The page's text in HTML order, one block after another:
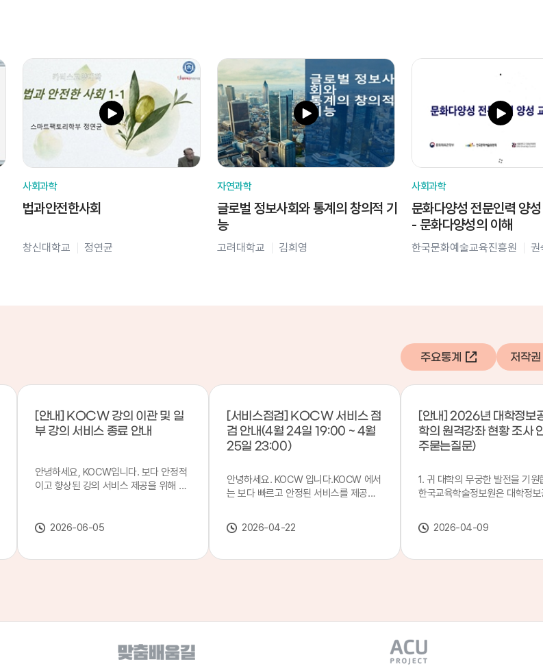
사회과학
법과안전한사회
창신대학교 정연균
자연과학
글로벌 정보사회와 통계의 창의적 기
능
고려대학교 김희영
사회과학
문화다양성 전문인력 양
- 문화다양성의 이해
한국문화예술교육진흥원 권
[안내] KOCW 강의 이관 및 일
부 강의 서비스 종료 안내
안녕하세요, KOCW입니다. 보다 안정적
이고 향상된 강의 서비스 제공을 위해 강
스가 종료될 예정이오니, 이용에 참고하
종료 강의 안내 이관 작업으로 인해 일부
었습니다. 서비스 종료 강의 목록은 아래
링크에서 확인하실 수 있습니다. → 서비
2026-06-05
[서비스점검] KOCW 서비스 점
검 안내(4월 24일 19:00 ~ 4월
25일 23:00)
안녕하세요. KOCW 입니다.KOCW 에서
는 보다 빠르고 안정된 서비스를 제공하
합니다.※ 서비스 점검 작업 일시 : 4월
24일(금) 19:00 ~ 4월 25일(토) 23:00
안 일시중지될 예정이오니, 이 점 양해하
2026-04-22
[안내] 2026년 대학정보
학의 원격강좌 현황 조사
주묻는질문)
1. 귀 대학의 무궁한 발전을 기원
한국교육학술정보원은 대학정
본 조사는 2025. 3. 1~2026. 2.
에 운영된 원격강좌(이러닝) 현
강좌(12-바)'에 데이터를 연계할
인시 캠퍼스인 경우 해당 캠퍼스
있는 기관명을 선택하시면 됩니
2026-04-09
주요통계 저작